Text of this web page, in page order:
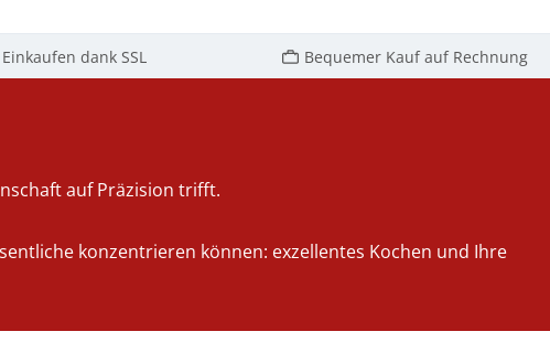
dank SSL Bequemer Kauf auf Rechnung
auf Präzision trifft.
konzentrieren können: exzellentes Kochen und Ihre